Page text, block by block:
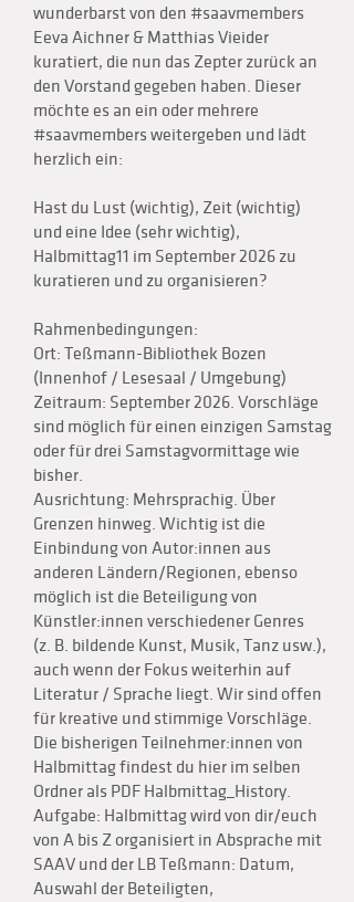
wunderbarst von den #saavmembers
Eeva Aichner & Matthias Vieider
kuratiert, die nun das Zepter zurück an
den Vorstand gegeben haben. Dieser
möchte es an ein oder mehrere
#saavmembers weitergeben und lädt
herzlich ein:
Hast du Lust (wichtig), Zeit (wichtig)
und eine Idee (sehr wichtig),
Halbmittag11 im September 2026 zu
kuratieren und zu organisieren?
Rahmenbedingungen:
Ort: Teßmann-Bibliothek Bozen
(Innenhof / Lesesaal / Umgebung)
Zeitraum: September 2026. Vorschläge
sind möglich für einen einzigen Samstag
oder für drei Samstagvormittage wie
bisher.
Ausrichtung: Mehrsprachig. Über
Grenzen hinweg. Wichtig ist die
Einbindung von Autor:innen aus
anderen Ländern/Regionen, ebenso
möglich ist die Beteiligung von
Künstler:innen verschiedener Genres
(z. B. bildende Kunst, Musik, Tanz usw.),
auch wenn der Fokus weiterhin auf
Literatur / Sprache liegt. Wir sind offen
für kreative und stimmige Vorschläge.
Die bisherigen Teilnehmer:innen von
Halbmittag findest du hier im selben
Ordner als PDF Halbmittag_History.
Aufgabe: Halbmittag wird von dir/euch
von A bis Z organisiert in Absprache mit
SAAV und der LB Teßmann: Datum,
Auswahl der Beteiligten,